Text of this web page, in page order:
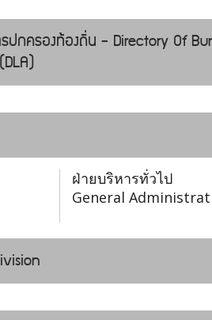
ปกครองท้องถิ่น - Directory Of
ฝ่ายบริหารทั่วไป
General